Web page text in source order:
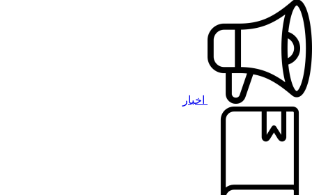
اخبار